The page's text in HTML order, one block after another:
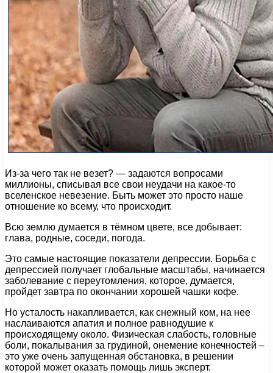
Из-за чего так не везет? — задаются вопросами
миллионы, списывая все свои неудачи на какое-то
вселенское невезение. Быть может это просто наше
отношение ко всему, что происходит.
Всю землю думается в тёмном цвете, все добывает:
глава, родные, соседи, погода.
Это самые настоящие показатели депрессии. Борьба с
депрессией получает глобальные масштабы, начинается
заболевание с переутомления, которое, думается,
пройдет завтра по окончании хорошей чашки кофе.
Но усталость накапливается, как снежный ком, на нее
наслаиваются апатия и полное равнодушие к
происходящему около. Физическая слабость, головные
боли, покалывания за грудиной, онемение конечностей –
это уже очень запущенная обстановка, в решении
которой может оказать помощь лишь эксперт.